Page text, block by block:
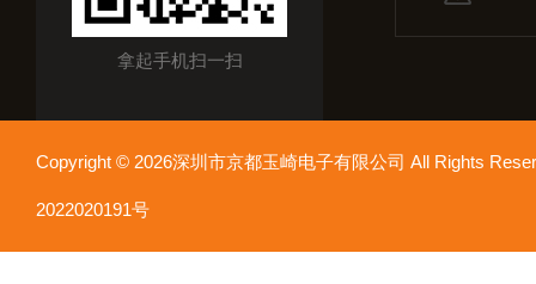
拿起手机扫一扫
Copyright © 2026深圳市京都玉崎电子有限公司 All Rights
2022020191号